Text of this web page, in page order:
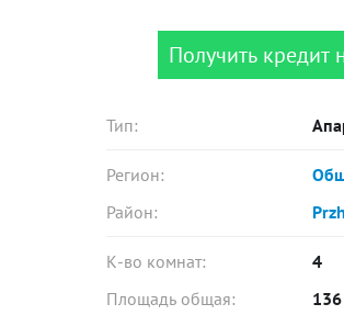
Получить кредит
Тип:
Регион:
Район:
К-во комнат: 4
Площадь общая: